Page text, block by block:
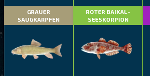
GRAUER
SAUGKARPFEN
ROTER BAIKAL-
SEESKORPION